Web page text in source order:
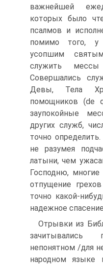
важнейшей
которых было
псалмов и
помимо того, у
усопшим
служить
Совершались
Девы, Тела
помощников (de
заупокойные
других служб,
точно
не разумея
латыни, чем
Господню,
отпущение
точно какой-
надежное
Отрывки из
непонятном /для
народном языке